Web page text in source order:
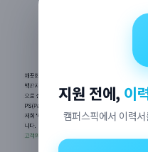
지원 전에, 이
캠퍼스픽에서 이력